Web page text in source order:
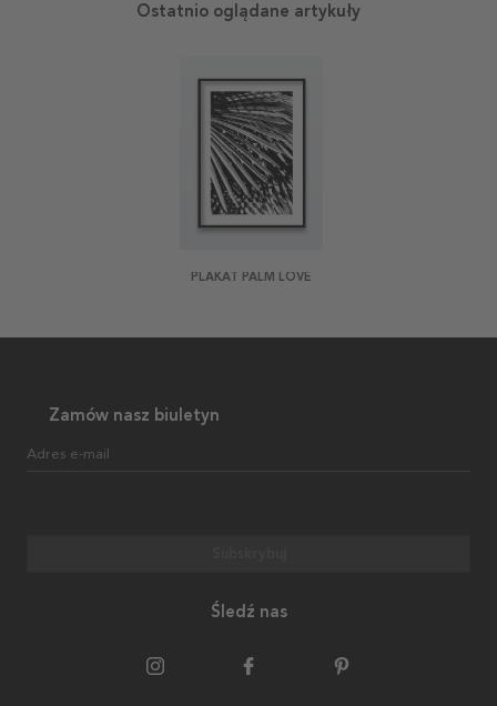
Ostatnio oglądane artykuły
PLAKAT PALM LOVE
Zamów nasz biuletyn
Adres e-mail
Śledź nas